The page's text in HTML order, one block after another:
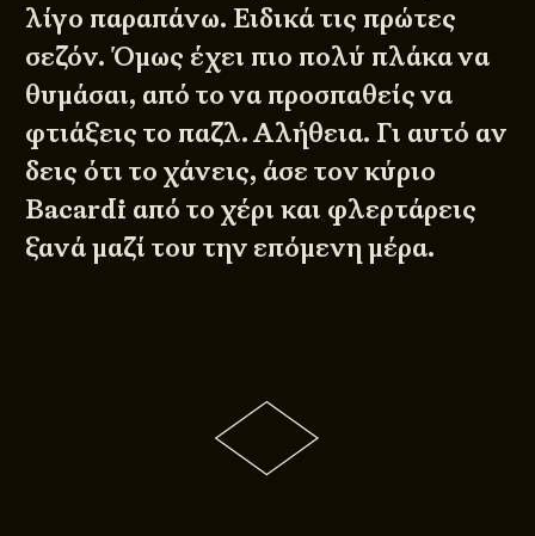
λίγο παραπάνω. Ειδικά τις πρώτες
σεζόν. Όμως έχει πιο πολύ πλάκα να
θυμάσαι, από το να προσπαθείς να
φτιάξεις το παζλ. Αλήθεια. Γι αυτό αν
δεις ότι το χάνεις, άσε τον κύριο
Bacardi από το χέρι και φλερτάρεις
ξανά μαζί του την επόμενη μέρα.